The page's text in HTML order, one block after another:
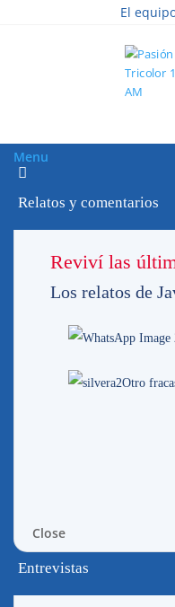
El
Menu
Relatos y comentarios
Reviví las
Los relatos de
Otro
Close
Entrevistas
un
grave.